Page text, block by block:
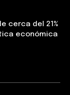
cerca del 21%
económica